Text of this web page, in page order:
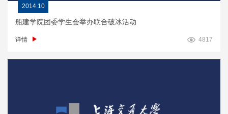
2014.10
船建学院团委学生会举办联合破冰活动
详情 4817